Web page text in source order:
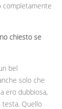
completamente
chiesto se
bel
solo che
ero dubbiosa,
testa. Quello